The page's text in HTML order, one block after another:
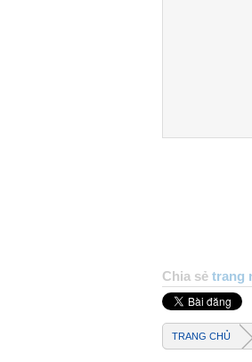
Chia sẻ trang
TRANG CHỦ